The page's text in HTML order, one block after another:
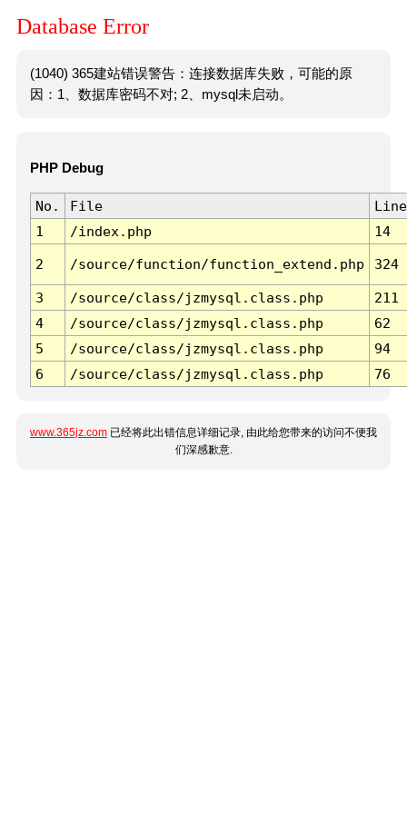
Database Error
(1040) 365建站错误警告：连接数据库失败，可能的原
因：1、数据库密码不对; 2、mysql未启动。
PHP Debug
No. File
Line
1
/index.php 14
2 /source/function/function_extend.php 324
3 /source/class/jzmysql.class.php
211
4
/source/class/jzmysql.class.php
62
5
/source/class/jzmysql.class.php
94
6
/source/class/jzmysql.class.php 76
www.365jz.com 已经将此出错信息详细记录, 由此给您带来的访问不便我
们深感歉意.